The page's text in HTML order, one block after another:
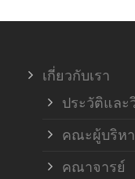
เกี่ยวกับเรา
ประวัติแล
คณะผู้บริห
คณาจารย์